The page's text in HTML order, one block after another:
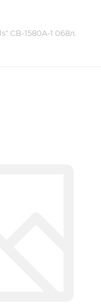
CB-1580A-1 068л.